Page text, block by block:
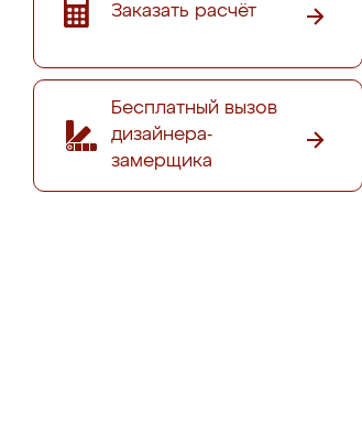
Заказать расчёт
Бесплатный вызов
дизайнера-
замерщика